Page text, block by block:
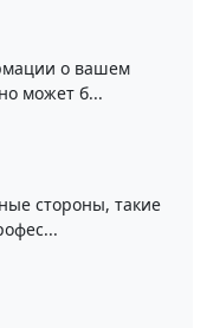
о вашем
может б...
стороны, такие